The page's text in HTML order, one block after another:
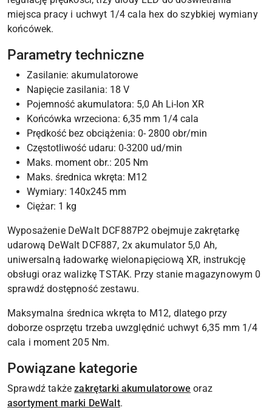
miejsca pracy i uchwyt 1/4 cala hex do szybkiej wymiany
końcówek.
Parametry techniczne
Zasilanie: akumulatorowe
Napięcie zasilania: 18 V
Pojemność akumulatora: 5,0 Ah Li-Ion XR
Końcówka wrzeciona: 6,35 mm 1/4 cala
Prędkość bez obciążenia: 0- 2800 obr/min
Częstotliwość udaru: 0-3200 ud/min
Maks. moment obr.: 205 Nm
Maks. średnica wkręta: M12
Wymiary: 140x245 mm
Ciężar: 1 kg
Wyposażenie DeWalt DCF887P2 obejmuje zakrętarkę
udarową DeWalt DCF887, 2x akumulator 5,0 Ah,
uniwersalną ładowarkę wielonapięciową XR, instrukcję
obsługi oraz walizkę TSTAK. Przy stanie magazynowym 0
sprawdź dostępność zestawu.
Maksymalna średnica wkręta to M12, dlatego przy
doborze osprzętu trzeba uwzględnić uchwyt 6,35 mm 1/4
cala i moment 205 Nm.
Powiązane kategorie
Sprawdź takżezakrętarki akumulatorowe oraz
asortyment marki DeWalt.